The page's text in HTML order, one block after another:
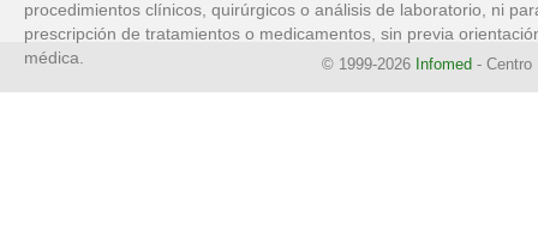
procedimientos clínicos, quirúrgicos o análisis de laboratorio, ni
prescripción de tratamientos o medicamentos, sin previa
médica.
© 1999-2026 Infomed - Centro